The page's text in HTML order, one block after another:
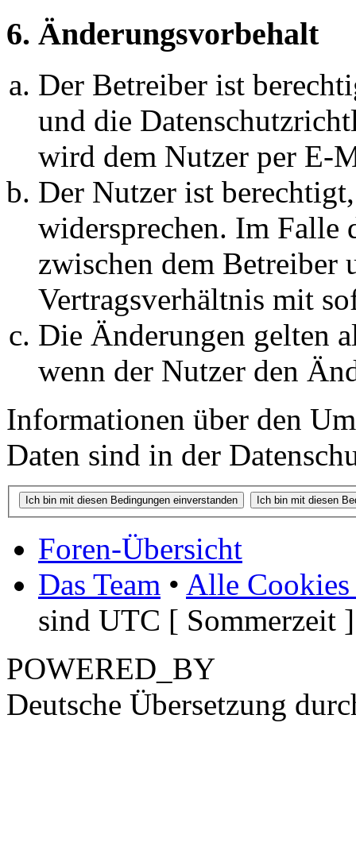
6. Änderungsvorbehalt
Der Betreiber ist
und die
wird dem Nutzer per E-
Der Nutzer ist
widersprechen. Im Falle
zwischen dem Betreiber
Vertragsverhältnis mit
Die Änderungen gelten
wenn der Nutzer den
Informationen über den
Daten sind in der
Foren-Übersicht
Das Team • Alle Cookies
sind UTC [ Sommerzeit ]
POWERED_BY
Deutsche Übersetzung